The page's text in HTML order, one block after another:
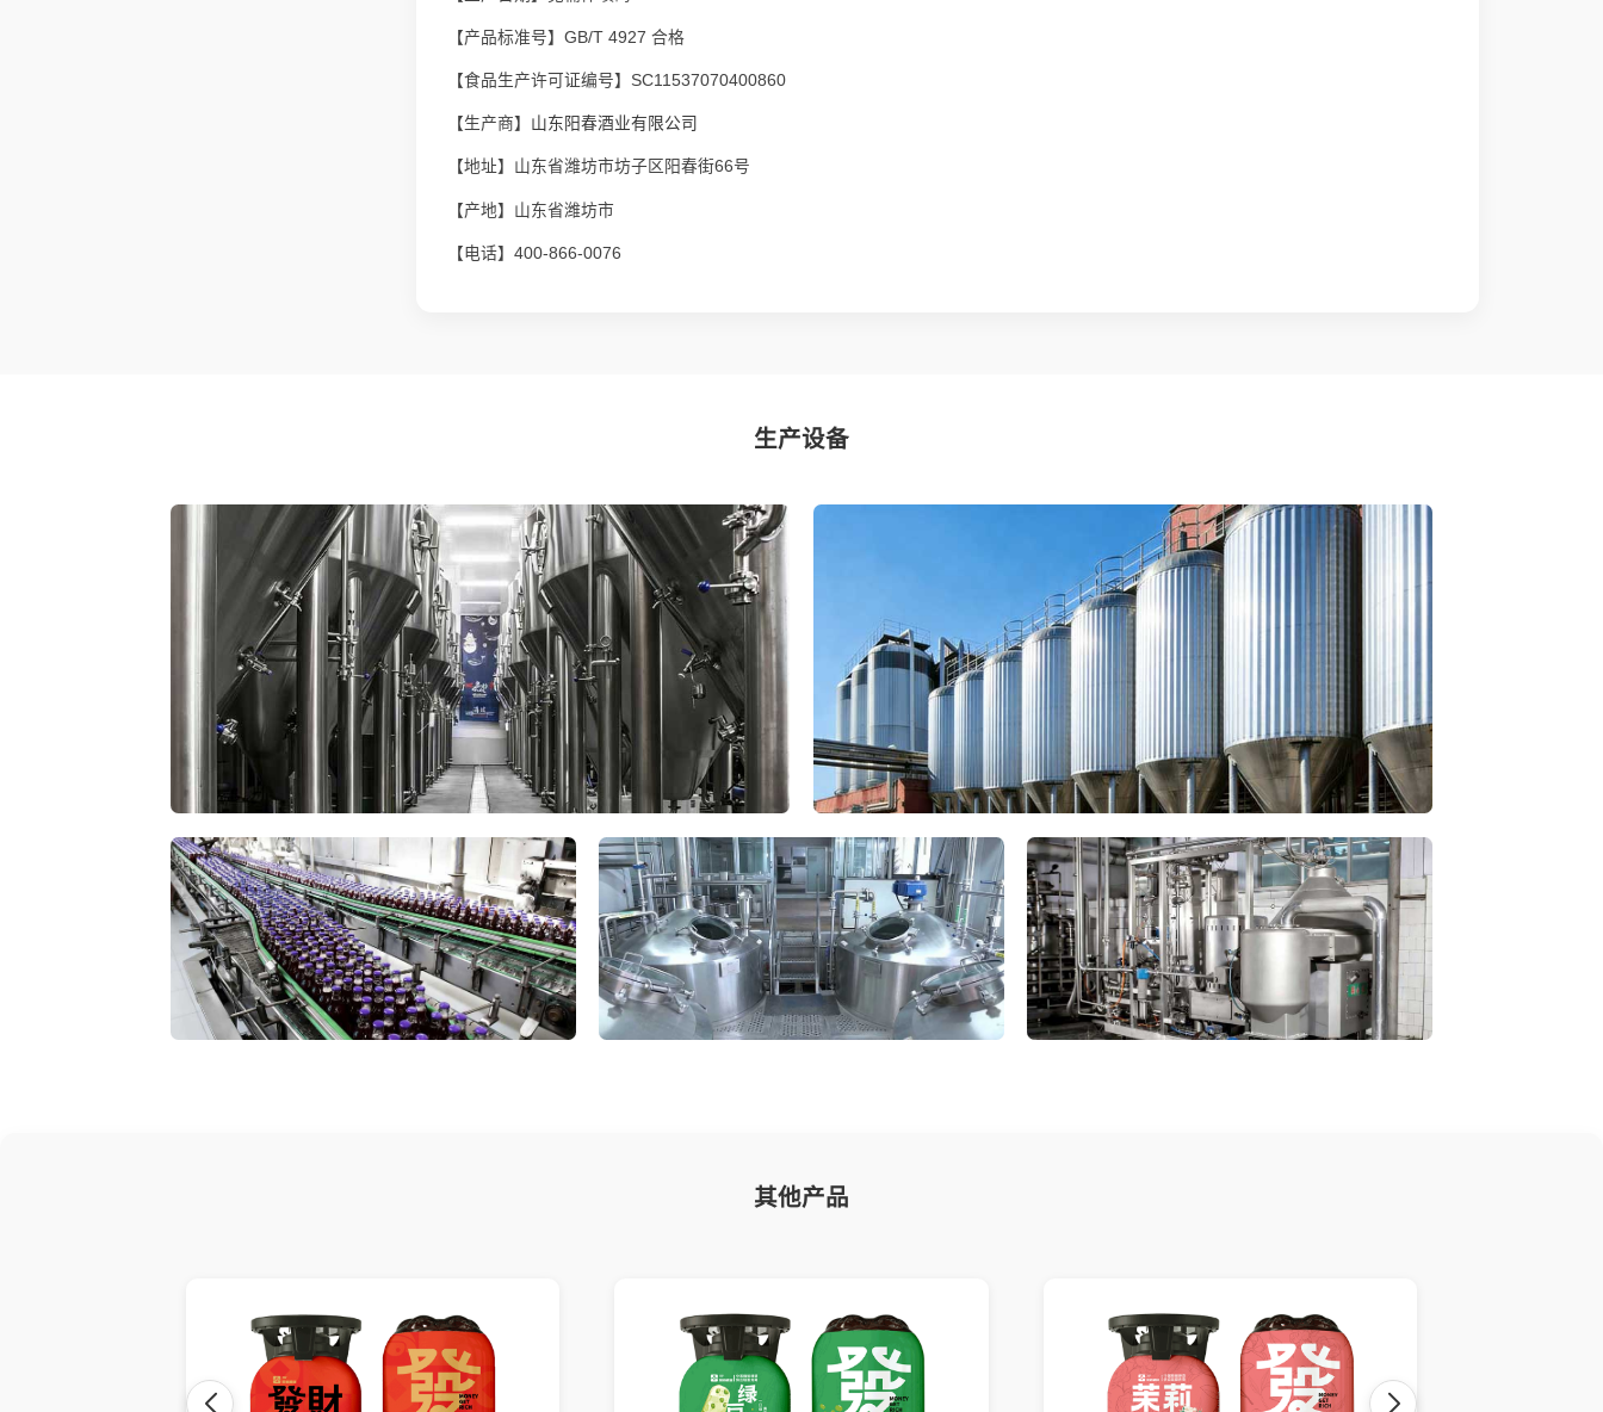
【产品标准号】GB/T 4927 合格
【食品生产许可证编号】SC11537070400860
【生产商】 山东阳春酒业有限公司
【地址】山东省潍坊市坊子区阳春街66号
【产地】山东省潍坊市
【电话】400-866-0076
生产设备
其他产品